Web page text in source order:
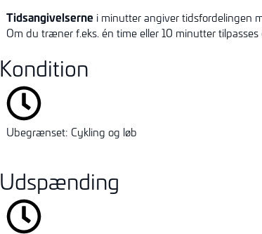
Tidsangivelserne i minutter angiver tidsfordelingen
Om du træner f.eks. én time eller 10 minutter
Kondition
Ubegrænset: Cykling og løb
Udspænding